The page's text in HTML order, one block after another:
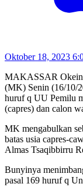
Oktober 18, 2023
MAKASSAR
(MK) Senin (16/10/
huruf q UU Pemilu
(capres) dan calon
MK mengabulkan
batas usia capres-
Almas Tsaqibbirru
Bunyinya
pasal 169 huruf q